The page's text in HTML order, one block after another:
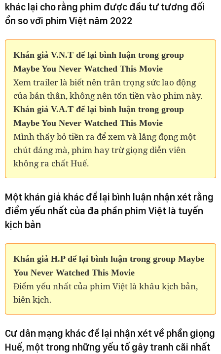
khác lại cho rằng phim được đầu tư tương đối
ổn so với phim Việt năm 2022
Khán giả V.N.T để lại bình luận trong group
Maybe You Never Watched This Movie
Xem trailer là biết nên trân trọng sức lao động
của bản thân, không nên tốn tiền vào phim này.
Khán giả V.A.T để lại bình luận trong group
Maybe You Never Watched This Movie
Mình thấy bỏ tiền ra để xem và lắng đọng một
chút đáng mà, phim hay trừ giọng diễn viên
không ra chất Huế.
Một khán giả khác để lại bình luận nhận xét rằng
điểm yếu nhất của đa phần phim Việt là tuyến
kịch bản
Khán giả H.P để lại bình luận trong group Maybe
You Never Watched This Movie
Điểm yếu nhất của phim Việt là khâu kịch bản,
biên kịch.
Cư dân mạng khác để lại nhận xét về phần giọng
Huế, một trong những yếu tố gây tranh cãi nhất